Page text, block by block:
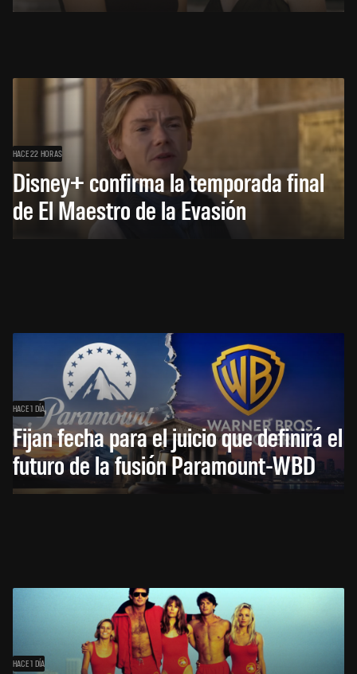
HACE 22 HORAS
Disney+ confirma la temporada final
de El Maestro de la Evasión
HACE 1 DÍA
Fijan fecha para el juicio que definirá el
futuro de la fusión Paramount-WBD
HACE 1 DÍA